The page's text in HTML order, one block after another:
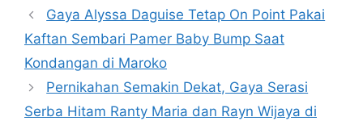
Gaya Alyssa Daguise Tetap On Point Pakai
Kaftan Sembari Pamer Baby Bump Saat
Kondangan di Maroko
Pernikahan Semakin Dekat, Gaya Serasi
Serba Hitam Ranty Maria dan Rayn Wijaya di